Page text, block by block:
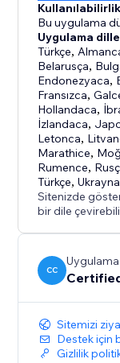
Bu uygulama
Uygulama
Türkçe,
Belarusça,
Endonezyaca,
Fransızca,
Hollandaca,
İzlandaca,
Letonca,
Marathice,
Rumence,
Türkçe,
Sitenizde
bir dile
CC
Sitemizi
Destek için
Gizlilik